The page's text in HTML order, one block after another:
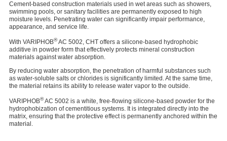
Cement-based construction materials used in wet areas such as showers,
swimming pools, or sanitary facilities are permanently exposed to high
moisture levels. Penetrating water can significantly impair performance,
appearance, and service life.
With VARIPHOB®AC 5002, CHT offers a silicone-based hydrophobic
additive in powder form that effectively protects mineral construction
materials against water absorption.
By reducing water absorption, the penetration of harmful substances such
as water-soluble salts or chlorides is significantly limited. At the same time,
the material retains its ability to release water vapor to the outside.
VARIPHOB®AC 5002 is a white, free-flowing silicone-based powder for the
hydrophobization of cementitious systems. It is integrated directly into the
matrix, ensuring that the protective effect is permanently anchored within the
material.